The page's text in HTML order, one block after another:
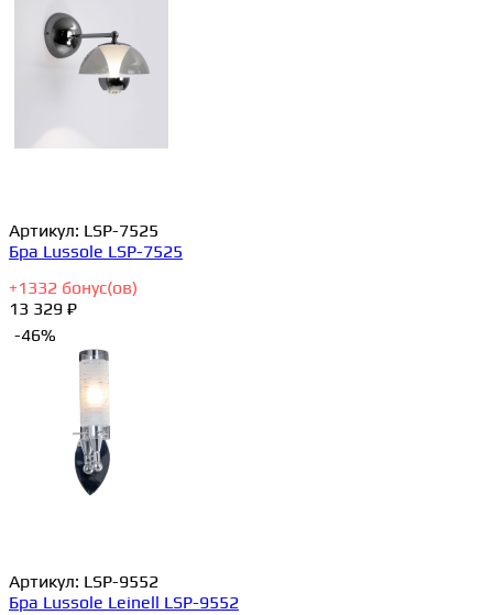
Артикул: LSP-7525
Бра Lussole LSP-7525
+1332 бонус(ов)
13 329 ₽
-46%
Артикул: LSP-9552
Бра Lussole Leinell LSP-9552